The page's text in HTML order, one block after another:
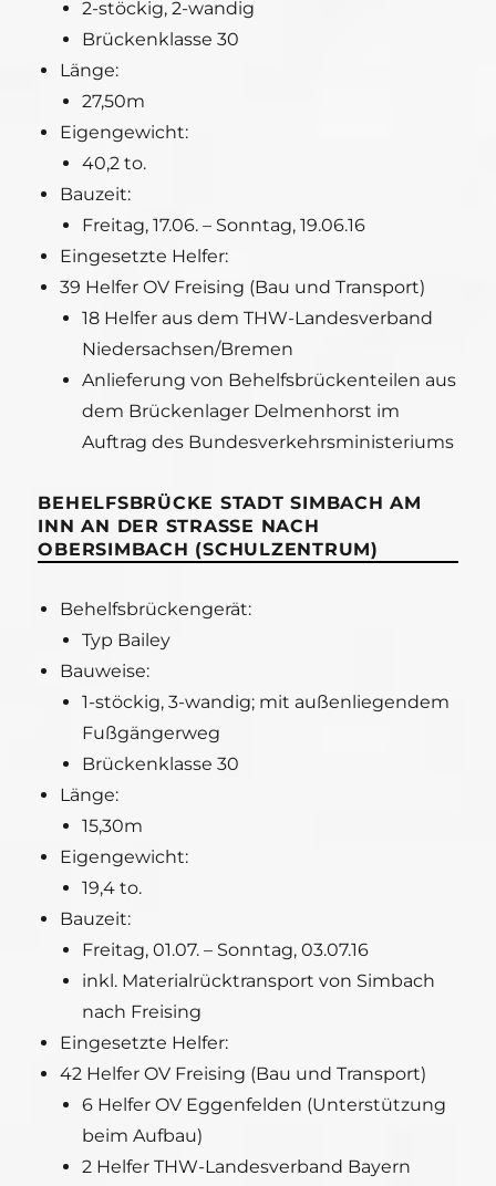
2-stöckig, 2-wandig
Brückenklasse 30
Länge:
27,50m
Eigengewicht:
40,2 to.
Bauzeit:
Freitag, 17.06. – Sonntag, 19.06.16
Eingesetzte Helfer:
39 Helfer OV Freising (Bau und Transport)
18 Helfer aus dem THW-Landesverband
Niedersachsen/Bremen
Anlieferung von Behelfsbrückenteilen aus
dem Brückenlager Delmenhorst im
Auftrag des Bundesverkehrsministeriums
BEHELFSBRÜCKE STADT SIMBACH AM
INN AN DER STRASSE NACH O
BERSIMBACH (SCHULZENTRUM)
Behelfsbrückengerät:
Typ Bailey
Bauweise:
1-stöckig, 3-wandig; mit außenliegendem
Fußgängerweg
Brückenklasse 30
Länge:
15,30m
Eigengewicht:
19,4 to.
Bauzeit:
Freitag, 01.07. – Sonntag, 03.07.16
inkl. Materialrücktransport von Simbach
nach Freising
Eingesetzte Helfer:
42 Helfer OV Freising (Bau und Transport)
6 Helfer OV Eggenfelden (Unterstützung
beim Aufbau)
2 Helfer THW-Landesverband Bayern